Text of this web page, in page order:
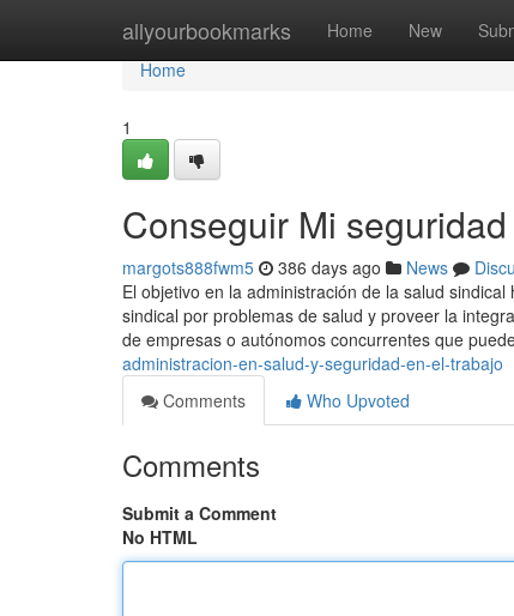
allyourbookmarks Home New
Home
Home
1
Conseguir Mi
margots888fwm5 386 days ago News
El objetivo en la administración de la salud
sindical por problemas de salud y proveer la
de empresas o autónomos concurrentes que
administracion-en-salud-y-seguridad-en-el-trabajo
Comments
Who Upvoted
Comments
Submit a Comment
No HTML